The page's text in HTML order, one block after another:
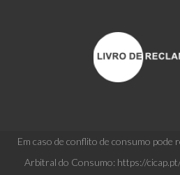
Em caso de conflito de consumo
Arbitral do Consumo: https://